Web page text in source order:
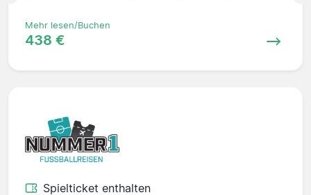
Mehr lesen/Buchen
438 €
Spielticket enthalten